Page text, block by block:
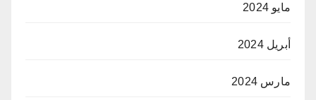
مايو 2024
أبريل 2024
مارس 2024